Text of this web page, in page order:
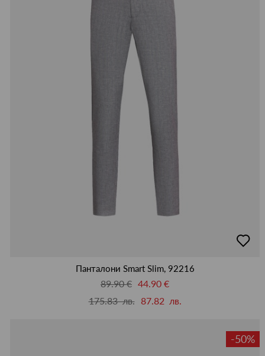
в
Панталони Smart Slim, 92216
89.90 € 44.90 €
175.83 лв.
87.82 лв.
-50%